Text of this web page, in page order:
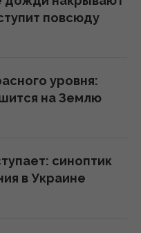
Rheinmetall
о
ударили по
повсюду
уровня:
на Землю
синоптик
в Украине